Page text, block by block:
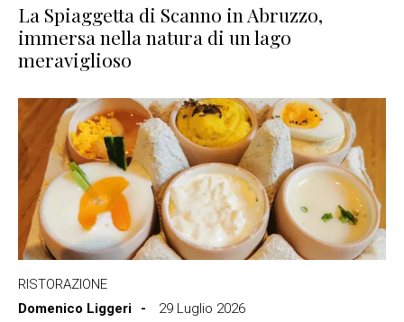
La Spiaggetta di Scanno in Abruzzo,
immersa nella natura di un lago
meraviglioso
RISTORAZIONE
Domenico Liggeri
29 Luglio 2026